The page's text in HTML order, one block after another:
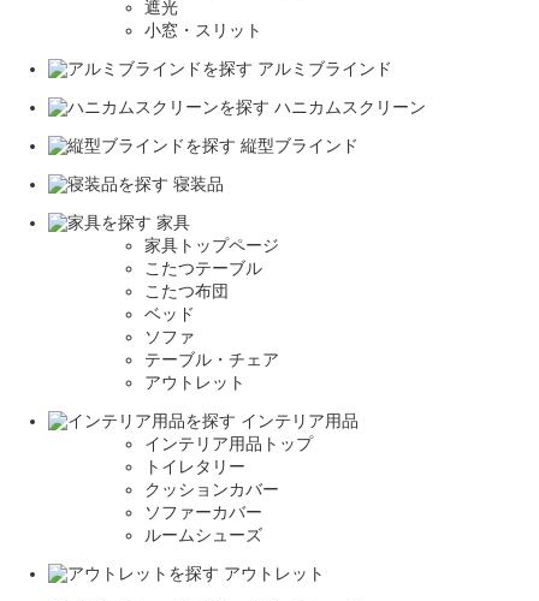
遮光
小窓・スリット
アルミブラインド
ハニカムスクリーン
縦型ブラインド
寝装品
家具
家具トップページ
こたつテーブル
こたつ布団
ベッド
ソファ
テーブル・チェア
アウトレット
インテリア用品
インテリア用品トップ
トイレタリー
クッションカバー
ソファーカバー
ルームシューズ
アウトレット